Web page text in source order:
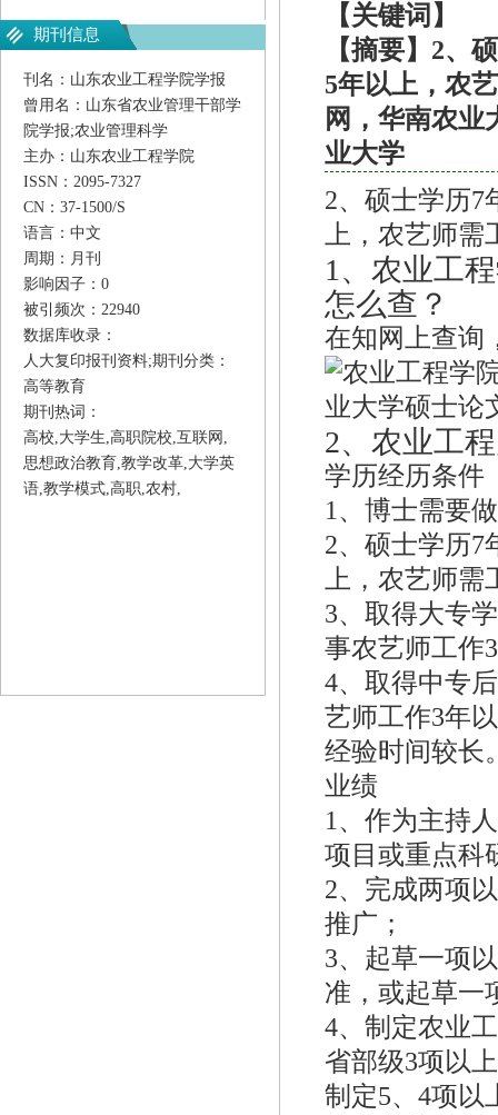
期刊信息
刊名：山东农业工程学院学报
曾用名：山东省农业管理干部学
院学报;农业管理科学
主办：山东农业工程学院
ISSN：2095-7327
CN：37-1500/S
语言：中文
周期：月刊
影响因子：0
被引频次：22940
数据库收录：
人大复印报刊资料;期刊分类：
高等教育
期刊热词：
高校,大学生,高职院校,互联网,
思想政治教育,教学改革,大学英
语,教学模式,高职,农村,
【关键词】
【摘要】2、
5年以上，农
网，华南农业
业大学
2、硕士学历7
上，农艺师
1、 农业工
怎么查？
在知网上查询
2、 农业工
学历经历条件
1、博士需要
2、硕士学历7
上，农艺师
3、取得大专
事农艺师工作
4、取得中专
艺师工作3年
经验时间较长
业绩
1、作为主持
项目或重点科
2、完成两项
推广；
3、起草一项
准，或起草一
4、制定农业
省部级3项以
制定5、4项以